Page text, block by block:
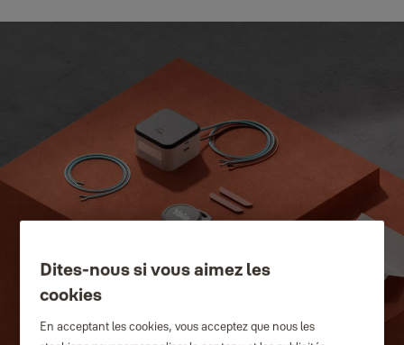
Dites-nous si vous aimez les
cookies
En acceptant les cookies, vous acceptez que nous les